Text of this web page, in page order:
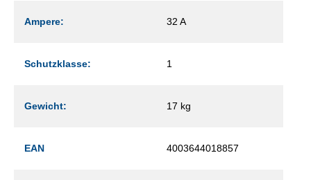
Ampere: 32 A
Schutzklasse: 1
Gewicht: 17 kg
EAN 4003644018857